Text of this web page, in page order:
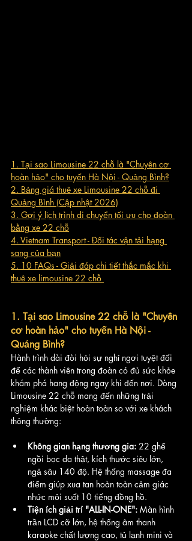
1. Tại sao Limousine 22 chỗ là "Chuyên cơ
hoàn hảo" cho tuyến Hà Nội - Quảng Bình?
2. Bảng giá thuê xe Limousine 22 chỗ đi
Quảng Bình (Cập nhật 2026)
3. Gợi ý lịch trình di chuyển tối ưu cho đoàn
bằng xe 22 chỗ
4. Vietnam Transport - Đối tác vận tải hạng
sang của bạn
5. 10 FAQs - Giải đáp chi tiết thắc mắc khi
thuê xe limousine 22 chỗ
1. Tại sao Limousine 22 chỗ là "Chuyên
cơ hoàn hảo" cho tuyến Hà Nội -
Quảng Bình?
Hành trình dài đòi hỏi sự nghỉ ngơi tuyệt đối
để các thành viên trong đoàn có đủ sức khỏe
khám phá hang động ngay khi đến nơi. Dòng
Limousine 22 chỗ mang đến những trải
nghiệm khác biệt hoàn toàn so với xe khách
thông thường:
Không gian hạng thương gia: 22 ghế
ngồi bọc da thật, kích thước siêu lớn,
ngả sâu 140 độ. Hệ thống massage đa
điểm giúp xua tan hoàn toàn cảm giác
nhức mỏi suốt 10 tiếng đồng hồ.
Tiện ích giải trí "ALL-IN-ONE": Màn hình
trần LCD cỡ lớn, hệ thống âm thanh
karaoke chất lượng cao, tủ lạnh mini và